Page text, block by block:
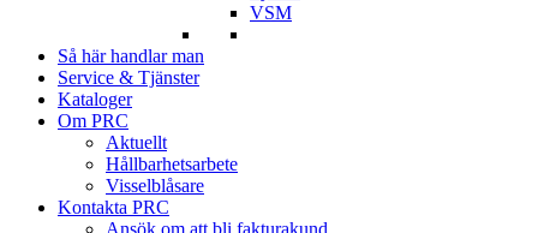
VSM
Så här handlar man
Service & Tjänster
Kataloger
Om PRC
Aktuellt
Hållbarhetsarbete
Visselblåsare
Kontakta PRC
Ansök om att bli fakturakund